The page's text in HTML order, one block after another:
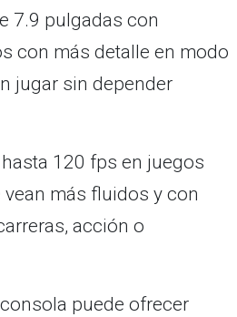
7.9 pulgadas con
con más detalle en modo
jugar sin depender
120 fps en juegos
más fluidos y con
acción o
puede ofrecer